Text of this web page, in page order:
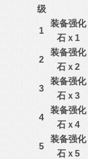
级
1
装备强化
石ｘ1
2
装备强化
石ｘ2
3
装备强化
石ｘ3
4
装备强化
石ｘ4
5
装备强化
石ｘ5